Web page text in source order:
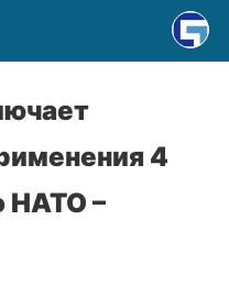
4
НАТО –